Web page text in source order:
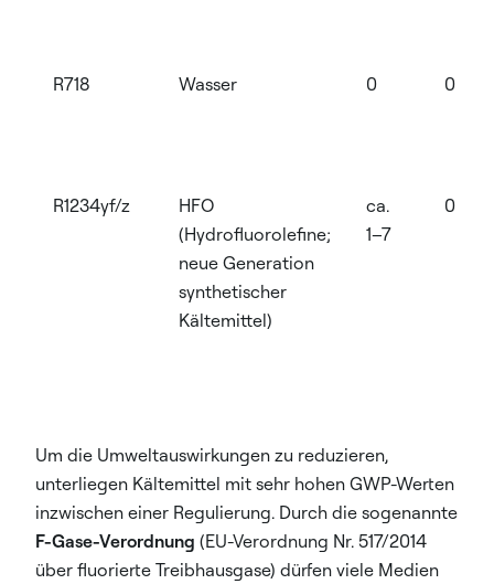
R718 Wasser 0 0
R1234yf/z
HFO
(Hydrofluorolefine;
neue Generation
synthetischer
Kältemittel)
ca.
1–7
0
Um die Umweltauswirkungen zu reduzieren,
unterliegen Kältemittel mit sehr hohen GWP-Werten
inzwischen einer Regulierung. Durch die sogenannte
F-Gase-Verordnung (EU-Verordnung Nr. 517/2014
über fluorierte Treibhausgase) dürfen viele Medien